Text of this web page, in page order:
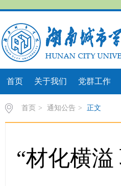
首页 关于我们 党群工作
首页 > 通知公告 > 正文
“材化横溢